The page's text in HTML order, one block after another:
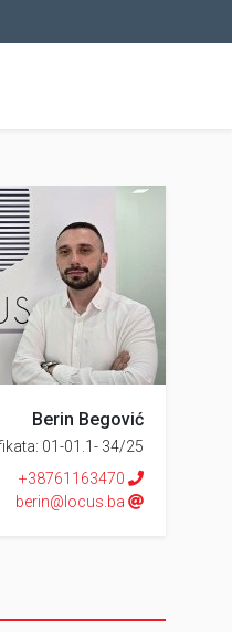
Berin Begović
01-01.1- 34/25
+38761163470
berin@locus.ba